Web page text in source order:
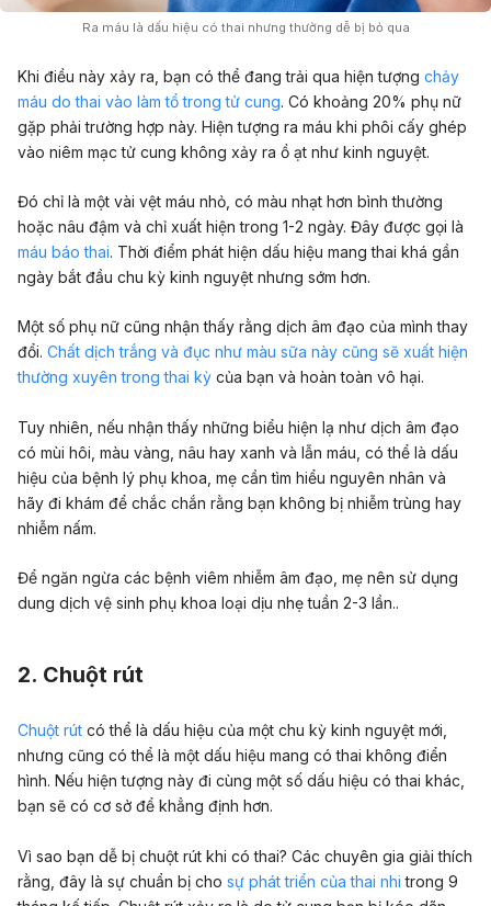
Ra máu là dấu hiệu có thai nhưng thường dễ bị bỏ qua
Khi điều này xảy ra, bạn có thể đang trải qua hiện tượng chảy
máu do thai vào làm tổ trong tử cung. Có khoảng 20% phụ nữ
gặp phải trường hợp này. Hiện tượng ra máu khi phôi cấy ghép
vào niêm mạc tử cung không xảy ra ồ ạt như kinh nguyệt.
Đó chỉ là một vài vệt máu nhỏ, có màu nhạt hơn bình thường
hoặc nâu đậm và chỉ xuất hiện trong 1-2 ngày. Đây được gọi là
máu báo thai. Thời điểm phát hiện dấu hiệu mang thai khá gần
ngày bắt đầu chu kỳ kinh nguyệt nhưng sớm hơn.
Một số phụ nữ cũng nhận thấy rằng dịch âm đạo của mình thay
đổi. Chất dịch trắng và đục như màu sữa này cũng sẽ xuất hiện
thường xuyên trong thai kỳ của bạn và hoàn toàn vô hại.
Tuy nhiên, nếu nhận thấy những biểu hiện lạ như dịch âm đạo
có mùi hôi, màu vàng, nâu hay xanh và lẫn máu, có thể là dấu
hiệu của bệnh lý phụ khoa, mẹ cần tìm hiểu nguyên nhân và
hãy đi khám để chắc chắn rằng bạn không bị nhiễm trùng hay
nhiễm nấm.
Để ngăn ngừa các bệnh viêm nhiễm âm đạo, mẹ nên sử dụng
dung dịch vệ sinh phụ khoa loại dịu nhẹ tuần 2-3 lần..
2. Chuột rút
Chuột rút có thể là dấu hiệu của một chu kỳ kinh nguyệt mới,
nhưng cũng có thể là một dấu hiệu mang có thai không điển
hình. Nếu hiện tượng này đi cùng một số dấu hiệu có thai khác,
bạn sẽ có cơ sở để khẳng định hơn.
Vì sao bạn dễ bị chuột rút khi có thai? Các chuyên gia giải thích
rằng, đây là sự chuẩn bị cho sự phát triển của thai nhi trong 9